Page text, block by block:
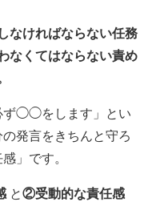
なければならない任務
なくてはならない責め
ず◯◯をします」とい
発言をきちんと守ろ
」です。
と②受動的な責任感